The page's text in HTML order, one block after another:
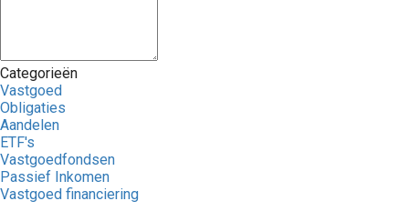
Categorieën
Vastgoed
Obligaties
Aandelen
ETF's
Vastgoedfondsen
Passief Inkomen
Vastgoed financiering